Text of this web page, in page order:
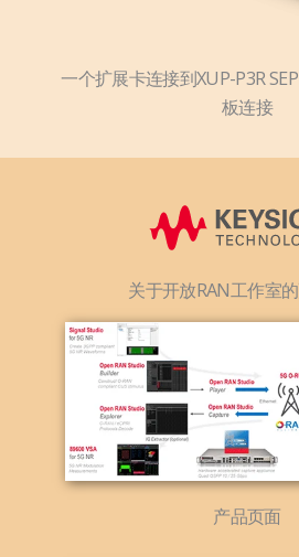
一个扩展卡连接到XUP-P3R
板连接
关于开放RAN工作室
产品页面